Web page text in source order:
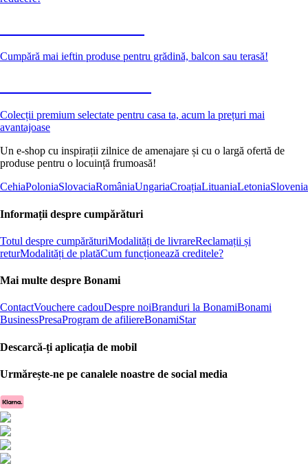
Cumpără mai ieftin produse pentru grădină, balcon sau terasă!
Colecții premium selectate pentru casa ta, acum la prețuri mai
avantajoase
Un e-shop cu inspirații zilnice de amenajare și cu o largă ofertă de
produse pentru o locuință frumoasă!
CehiaPoloniaSlovaciaRomâniaUngariaCroațiaLituaniaLetoniaSlovenia
Informații despre cumpărături
Totul despre cumpărăturiModalități de livrareReclamații și
returModalități de platăCum funcționează creditele?
Mai multe despre Bonami
ContactVouchere cadouDespre noiBranduri la BonamiBonami
BusinessPresaProgram de afiliereBonamiStar
Descarcă-ți aplicația de mobil
Urmărește-ne pe canalele noastre de social media